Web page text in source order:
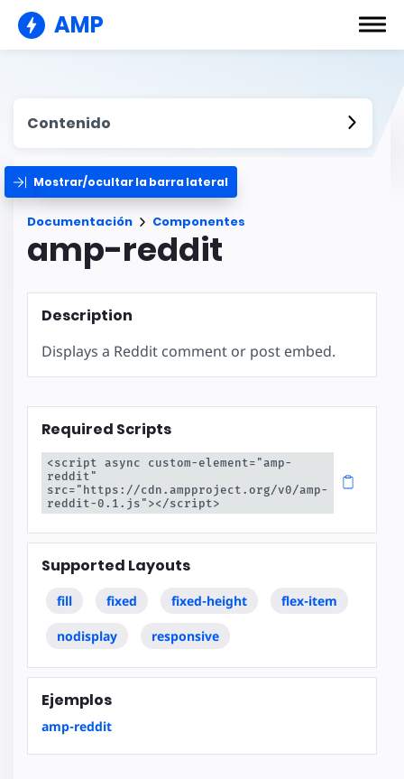
AMP
Contenido
Mostrar/ocultar la barra lateral
Documentación Componentes
amp-reddit
Description
Displays a Reddit comment or post embed.
Required Scripts
<script async custom-element="amp-
reddit"
src="https://cdn.ampproject.org/v0/amp-
reddit-0.1.js"></script>
Supported Layouts
fill fixed fixed-height flex-item
nodisplay responsive
Ejemplos
amp-reddit